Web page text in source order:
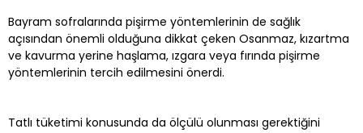
Bayram sofralarında pişirme yöntemlerinin de sağlık
açısından önemli olduğuna dikkat çeken Osanmaz, kızartma
ve kavurma yerine haşlama, ızgara veya fırında pişirme
yöntemlerinin tercih edilmesini önerdi.
Tatlı tüketimi konusunda da ölçülü olunması gerektiğini